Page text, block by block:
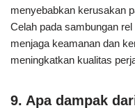
menyebabkan kerusakan
Celah pada sambungan
menjaga keamanan dan
meningkatkan kualitas
9. Apa dampak